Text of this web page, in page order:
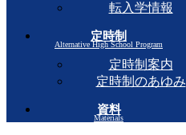
転入学情報
定時制
Alternative High School Program
定時制案内
定時制のあゆみ
資料
Materials